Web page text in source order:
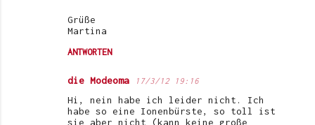
Grüße
Martina
ANTWORTEN
die Modeoma 17/3/12 19:16
Hi, nein habe ich leider nicht. Ich
habe so eine Ionenbürste, so toll ist
sie aber nicht (kann keine große